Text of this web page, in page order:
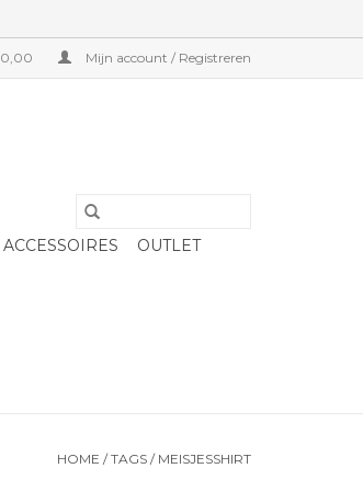
Mijn account / Registreren
ACCESSOIRES
OUTLET
HOME /TAGS / MEISJESSHIRT